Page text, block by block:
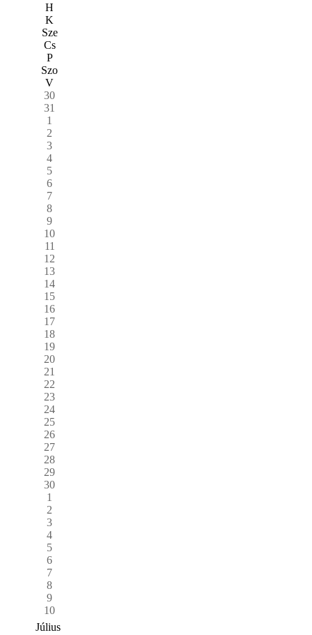
H
K
Sze
Cs
P
Szo
V
30
31
1
2
3
4
5
6
7
8
9
10
11
12
13
14
15
16
17
18
19
20
21
22
23
24
25
26
27
28
29
30
1
2
3
4
5
6
7
8
9
10
Július